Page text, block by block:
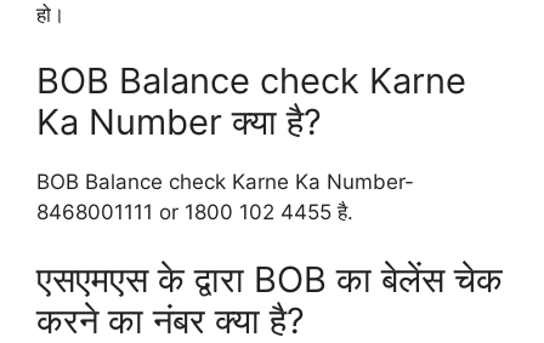
हो।
BOB Balance check Karne
Ka Number क्या है?
BOB Balance check Karne Ka Number-
8468001111 or 1800 102 4455 है.
एसएमएस के द्वारा BOB का बेलेंस चेक
करने का नंबर क्या है?